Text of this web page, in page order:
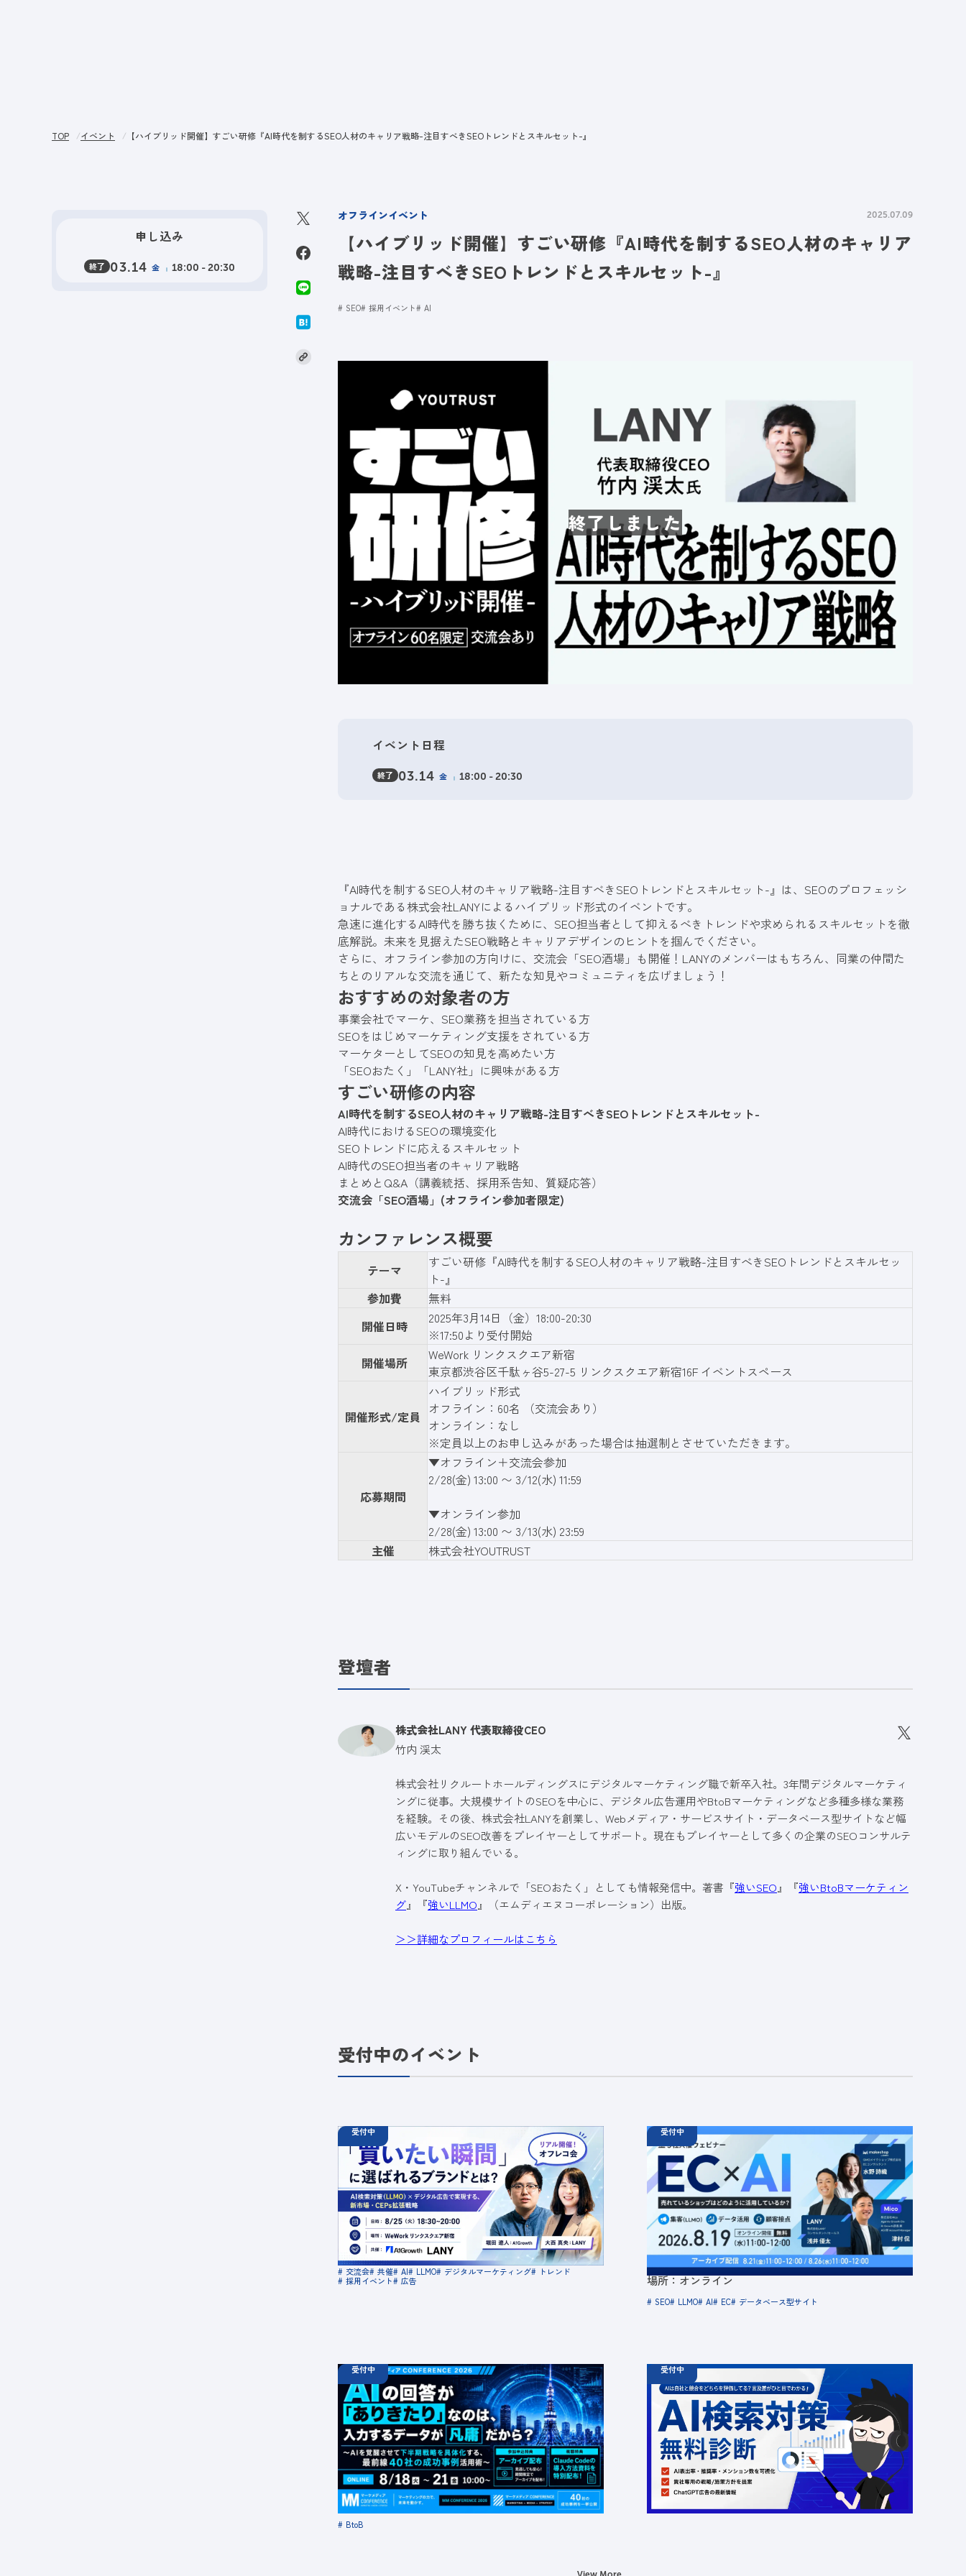
TOP イベント 【ハイブリッド開催】すごい研修『AI時代を制するSEO人材のキャリア戦略-注目すべきSEOトレンドとスキルセット-』
オフラインイベント 2025.07.09
【ハイブリッド開催】すごい研修『AI時代を制するSEO人材のキャリア
戦略-注目すべきSEOトレンドとスキルセット-』
SEO 採用イベント AI
イベント日程
終了 03.14 金 18:00 - 20:30
『AI時代を制するSEO人材のキャリア戦略-注目すべきSEOトレンドとスキルセット-』は、SEOのプロフェッシ
ョナルである株式会社LANYによるハイブリッド形式のイベントです。
急速に進化するAI時代を勝ち抜くために、SEO担当者として抑えるべきトレンドや求められるスキルセットを徹
底解説。未来を見据えたSEO戦略とキャリアデザインのヒントを掴んでください。
さらに、オフライン参加の方向けに、交流会「SEO酒場」も開催！LANYのメンバーはもちろん、同業の仲間た
ちとのリアルな交流を通じて、新たな知見やコミュニティを広げましょう！
おすすめの対象者の方
事業会社でマーケ、SEO業務を担当されている方
SEOをはじめマーケティング支援をされている方
マーケターとしてSEOの知見を高めたい方
「SEOおたく」「LANY社」に興味がある方
すごい研修の内容
AI時代を制するSEO人材のキャリア戦略-注目すべきSEOトレンドとスキルセット-
AI時代におけるSEOの環境変化
SEOトレンドに応えるスキルセット
AI時代のSEO担当者のキャリア戦略
まとめとQ&A（講義統括、採用系告知、質疑応答）
交流会「SEO酒場」(オフライン参加者限定)
カンファレンス概要
テーマ
すごい研修『AI時代を制するSEO人材のキャリア戦略-注目すべきSEOトレンドとスキルセッ
ト-』
参加費
無料
開催日時
2025年3月14日（金）18:00-20:30
※17:50より受付開始
開催場所
WeWork リンクスクエア新宿
東京都渋谷区千駄ヶ谷5-27-5 リンクスクエア新宿16F イベントスペース
開催形式/定員
ハイブリッド形式
オフライン：60名 （交流会あり）
オンライン：なし
※定員以上のお申し込みがあった場合は抽選制とさせていただきます。
応募期間
▼オフライン＋交流会参加
2/28(金) 13:00 〜 3/12(水) 11:59
▼オンライン参加
2/28(金) 13:00 〜 3/13(水) 23:59
主催
株式会社YOUTRUST
登壇者
株式会社LANY 代表取締役CEO
竹内 渓太
株式会社リクルートホールディングスにデジタルマーケティング職で新卒入社。3年間デジタルマーケティ
ングに従事。大規模サイトのSEOを中心に、デジタル広告運用やBtoBマーケティングなど多種多様な業務
を経験。その後、株式会社LANYを創業し、Webメディア・サービスサイト・データベース型サイトなど幅
広いモデルのSEO改善をプレイヤーとしてサポート。現在もプレイヤーとして多くの企業のSEOコンサルテ
ィングに取り組んでいる。
X・YouTubeチャンネルで「SEOおたく」としても情報発信中。著書『強いSEO 』『強いBtoBマーケティン
グ』『強いLLMO 』（エムディエヌコーポレーション）出版。
＞＞詳細なプロフィールはこちら
受付中のイベント
受付中
オフラインイベント 18:30 - 20:00
【オフラインイベント】「買いたい瞬間」に選ばれ
るブランドとは？AI検索対策（LLMO）×デジタル
広告で実現する、新市場・CEPs拡張戦略
定員数：50名
金額：無料
場所：東京都渋谷区千駄ヶ谷5-27-5 リンクスクエア新
宿16F WeWork内 最寄り：新宿駅・代々木駅・新宿三丁
目駅
交流会 共催 AI LLMO デジタルマーケティング
トレンド
採用イベント
広告
受付中
ウェビナー 08.19 水 11:00 - 12:00
11:00 - 12:00
水 11:00 - 12:00
【無料セミナー】EC × AI 売れているショップはど
のように活用しているか？ 「集客（LLMO）」「デ
ータ活用」「顧客接点」
定員数：500名
金額：無料
場所：オンライン
SEO LLMO AI EC データベース型サイト
受付中
ウェビナー 08.18 火 10:00 -
08.21 金 16:00
【無料カンファレンス】AIの回答が「ありきたり」
なのは、入力するデータが凡庸だから？ 〜AIを覚
醒させて下半期戦略を具体化する、最前線40社の
成功事例活用術〜
定員数：1000名
金額：無料
場所：オンライン
BtoB
受付中
診断 06.19
12.31 金 00:00
ChatGPT広告の最新動向・AI検索対策に関する無
料相談受付中
定員数：500名
金額：無料
場所：オンライン
AI LLMO 広告
申し込み
終了 03.14 金 18:00 - 20:30